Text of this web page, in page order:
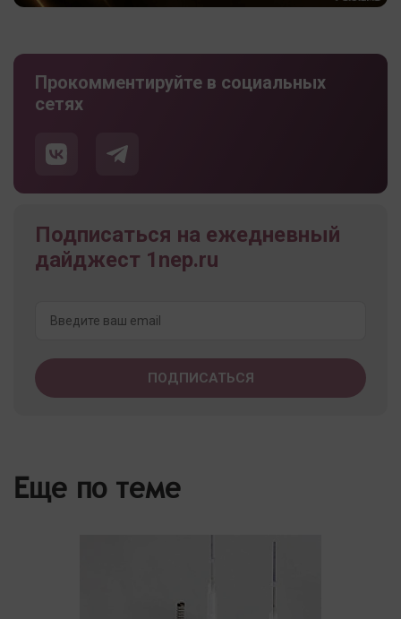
Прокомментируйте в социальных
сетях
Подписаться на ежедневный
дайджест 1nep.ru
Еще по теме